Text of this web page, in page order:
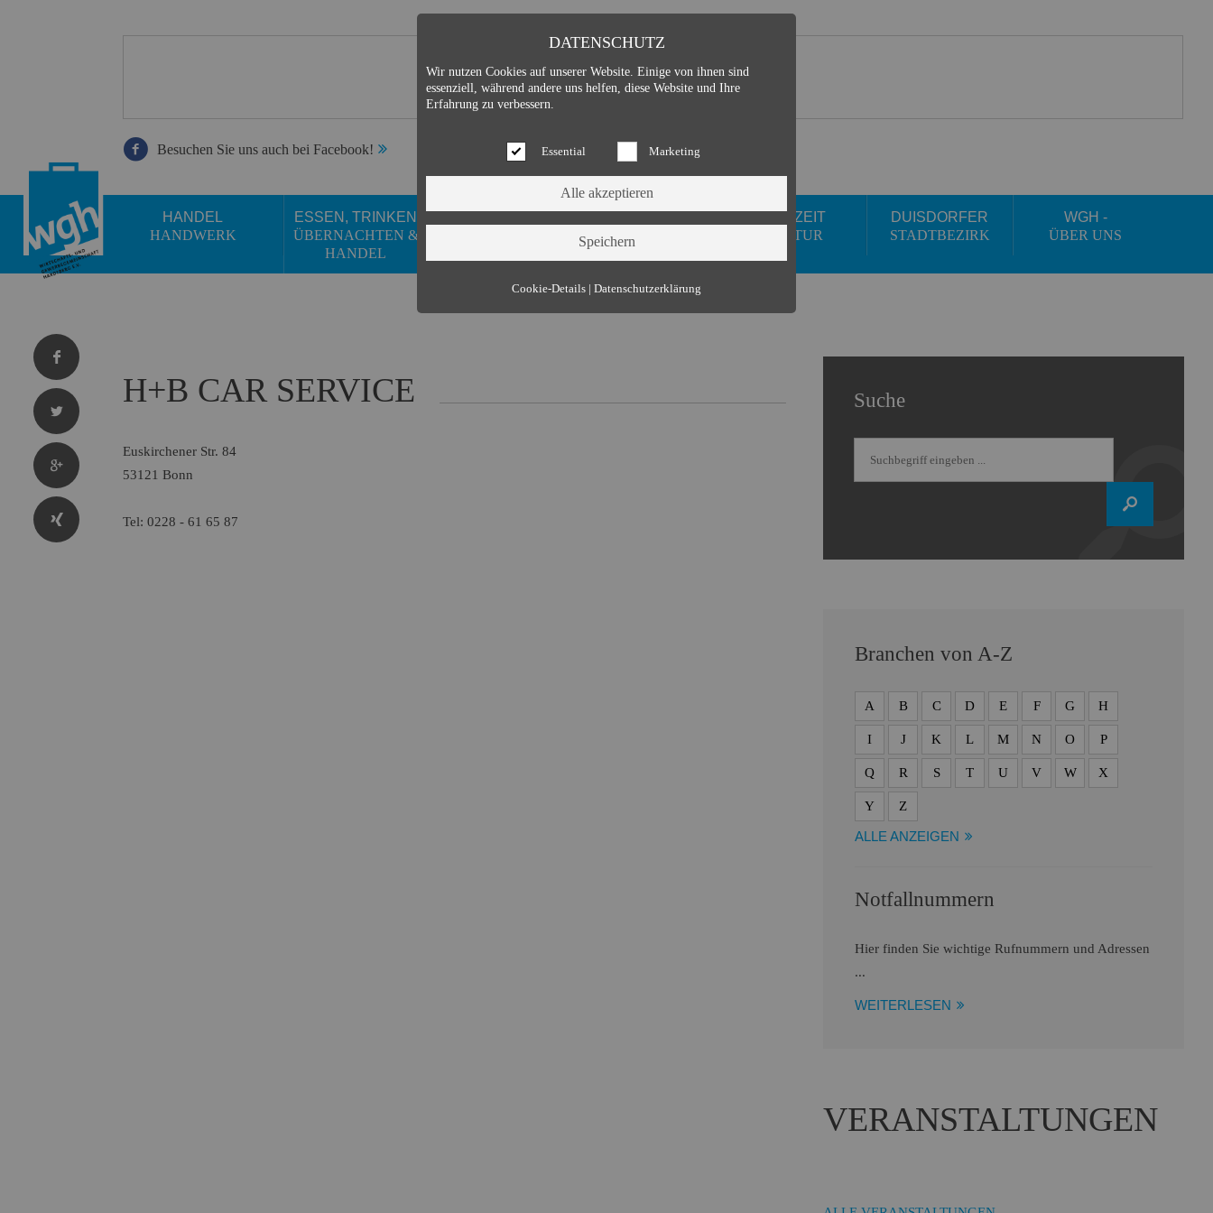
Besuchen Sie uns auch bei Facebook!
HANDEL
HANDWERK
ESSEN, TRINKEN
ÜBERNACHTEN &
HANDEL
FREIZEIT
KULTUR
DUISDORFER
STADTBEZIRK
WGH -
ÜBER UNS
H+B CAR SERVICE
Euskirchener Str. 84
53121 Bonn
Tel: 0228 - 61 65 87
Suche
Branchen von A-Z
A B C D E F G H
I J K L M N O P
Q R S T U V W X
Y Z
ALLE ANZEIGEN
Notfallnummern
Hier finden Sie wichtige Rufnummern und Adressen
...
WEITERLESEN
VERANSTALTUNGEN
DATENSCHUTZ
Wir nutzen Cookies auf unserer Website. Einige von ihnen sind
essenziell, während andere uns helfen, diese Website und Ihre
Erfahrung zu verbessern.
Essential Marketing
Essential (3)
Name:
Cookie Hinweis
Cookie-Details | Datenschutzerklärung